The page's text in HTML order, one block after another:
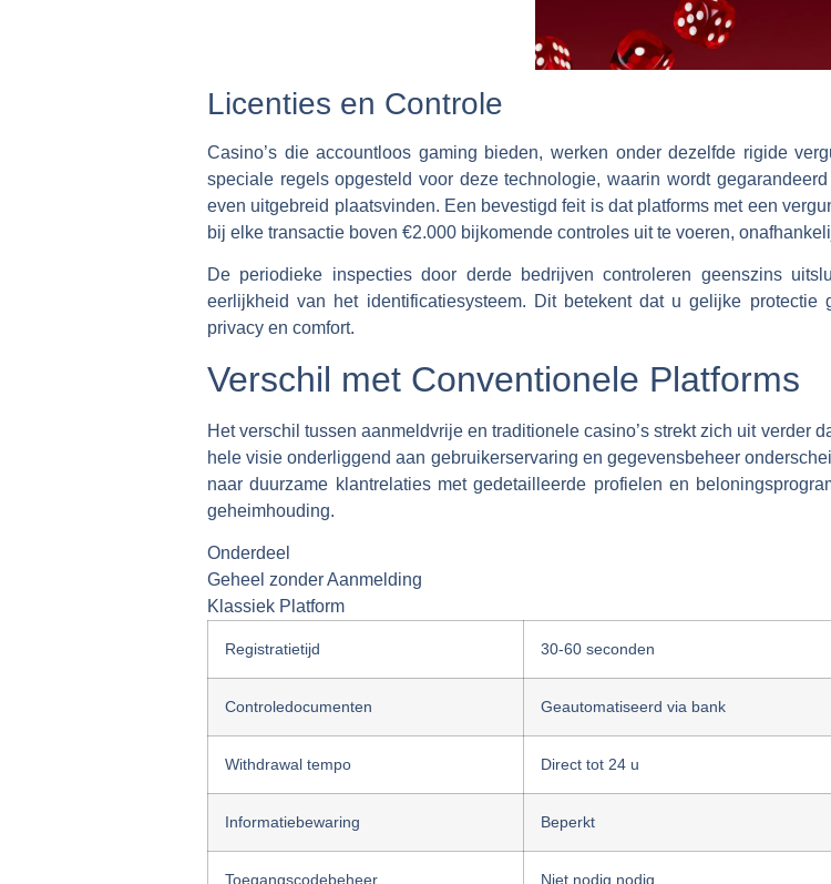
Licenties en Controle
Casino’s die accountloos gaming bieden, werken onder dezelfde rigide
speciale regels opgesteld voor deze technologie, waarin wordt
even uitgebreid plaatsvinden. Een bevestigd feit is dat platforms met een
bij elke transactie boven €2.000 bijkomende controles uit te voeren,
De periodieke inspecties door derde bedrijven controleren geenszins
eerlijkheid van het identificatiesysteem. Dit betekent dat u gelijke
privacy en comfort.
Verschil met Conventionele Platforms
Het verschil tussen aanmeldvrije en traditionele casino’s strekt zich uit verder
hele visie onderliggend aan gebruikerservaring en gegevensbeheer
naar duurzame klantrelaties met gedetailleerde profielen en
geheimhouding.
Onderdeel
Geheel zonder Aanmelding
Klassiek Platform
Registratietijd 30-60 seconden
Controledocumenten Geautomatiseerd via bank
Withdrawal tempo Direct tot 24 u
Informatiebewaring Beperkt
Toegangscodebeheer Niet nodig nodig